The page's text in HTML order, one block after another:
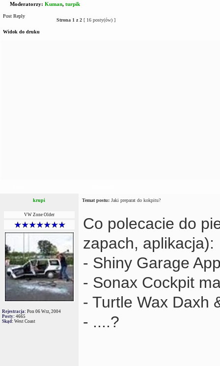
Moderatorzy: Kuman, turpik
Post Reply
Strona 1 z2 [ 16 posty(ów) ]
Widok do druku
krupi Temat postu: Jaki preparat do kokpitu?
VW Zone Older
Rejestracja: Pon 06 Wrz, 2004
Posty: 4665
Skąd: West Coast
Co polecacie do
zapach, aplikacja):
- Shiny Garage
- Sonax Cockpit
- Turtle Wax Daxh
- ....?